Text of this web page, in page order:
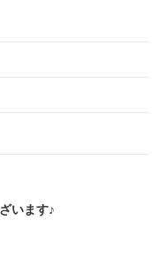
います♪